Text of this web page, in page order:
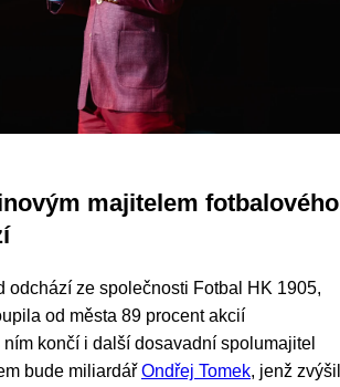
majitelem fotbalového
odchází ze společnosti Fotbal HK 1905,
od města 89 procent akcií
končí i další dosavadní spolumajitel
bude miliardář Ondřej Tomek, jenž zvýšil